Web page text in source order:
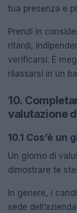
tua presenza e
Prendi in
ritardi,
verificarsi. È
rilassarsi in un
10.
valutazione
10.1 Cos’è un
Un giorno di
dimostrare te
In genere, i
sede